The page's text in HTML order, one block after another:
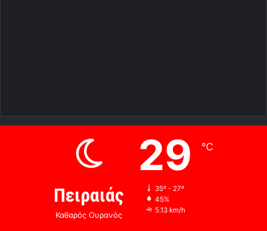
Πειραιάς
Καθαρός Ουρανός
29 ℃
35º - 27º
45%
5.13 km/h